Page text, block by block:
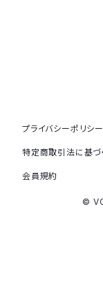
絵師白道
プライバシーポリシー
特定商取引法に基づ
会員規約
©